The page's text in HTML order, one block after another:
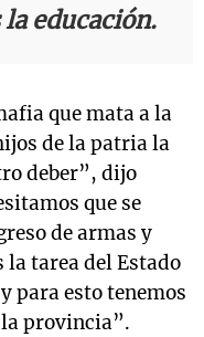
educación.
que mata a la
de la patria la
deber”, dijo
que se
de armas y
la tarea del Estado
para esto tenemos
provincia”.